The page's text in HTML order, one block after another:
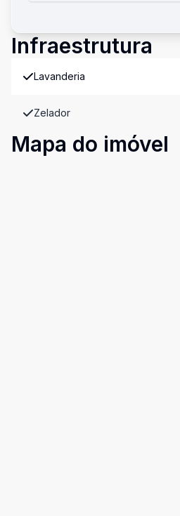
Infraestrutura
Lavanderia
Zelador
Mapa do imóvel